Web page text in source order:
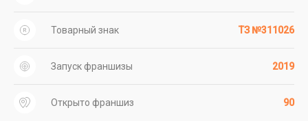
Товарный знак ТЗ №311026
Запуск франшизы 2019
Открыто франшиз 90